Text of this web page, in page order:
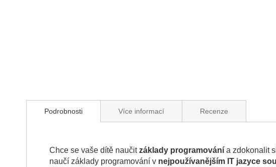
Podrobnosti
Chce se vaše dítě naučitzáklady programování a zdokonalit
naučí základy programování v nejpoužívanějším IT jazyce
Více informací Recenze